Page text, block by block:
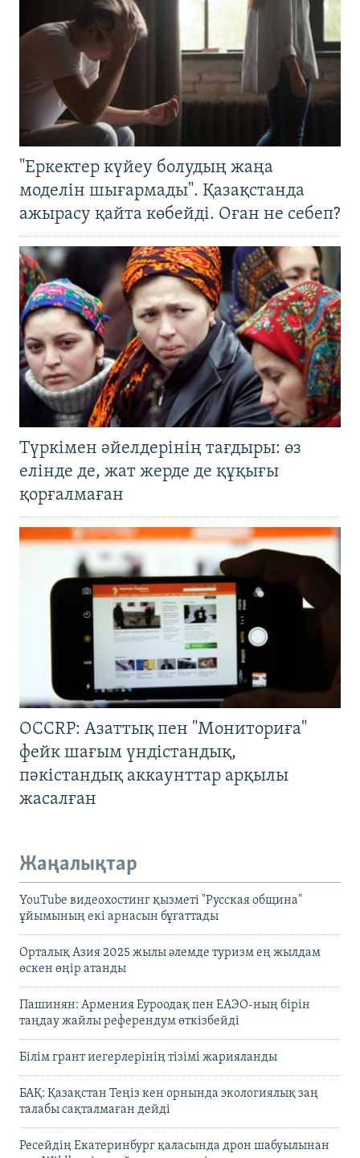
"Еркектер күйеу болудың жаңа
моделін шығармады". Қазақстанда
ажырасу қайта көбейді. Оған не себеп?
Түркімен әйелдерінің тағдыры: өз
елінде де, жат жерде де құқығы
қорғалмаған
OCCRP: Азаттық пен "Мониториға"
фейк шағым үндістандық,
пәкістандық аккаунттар арқылы
жасалған
Жаңалықтар
YouTube видеохостинг қызметі "Русская община"
ұйымының екі арнасын бұғаттады
Орталық Азия 2025 жылы әлемде туризм ең жылдам
өскен өңір атанды
Пашинян: Армения Еуроодақ пен ЕАЭО-ның бірін
таңдау жайлы референдум өткізбейді
Білім грант иегерлерінің тізімі жарияланды
БАҚ: Қазақстан Теңіз кен орнында экологиялық заң
талабы сақталмаған дейді
Ресейдің Екатеринбург қаласында дрон шабуылынан